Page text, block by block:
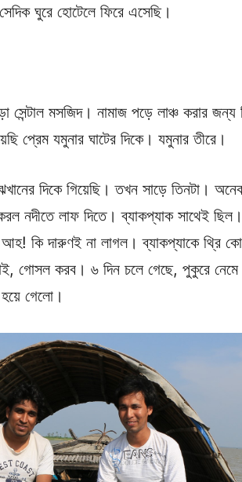
ঘুরে হোটেলে ফিরে এসেছি।
মসজিদ। নামাজ পড়ে লাঞ্চ করার জন্য
প্রেম যমুনার ঘাটের দিকে। যমুনার তীরে।
দিকে গিয়েছি। তখন সাড়ে তিনটা।
নদীতে লাফ দিতে। ব্যাকপ্যাক সাথেই
কি দারুণই না লাগল। ব্যাকপ্যাকে থ্রি
গোসল করব। ৬ দিন চলে গেছে, পুকুরে
গেলো।